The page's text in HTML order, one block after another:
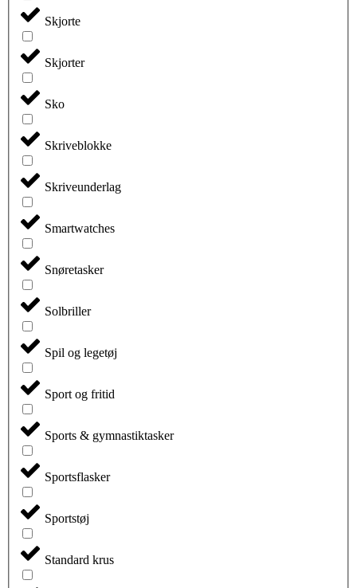
Skjorte
Skjorter
Sko
Skriveblokke
Skriveunderlag
Smartwatches
Snøretasker
Solbriller
Spil og legetøj
Sport og fritid
Sports & gymnastiktasker
Sportsflasker
Sportstøj
Standard krus